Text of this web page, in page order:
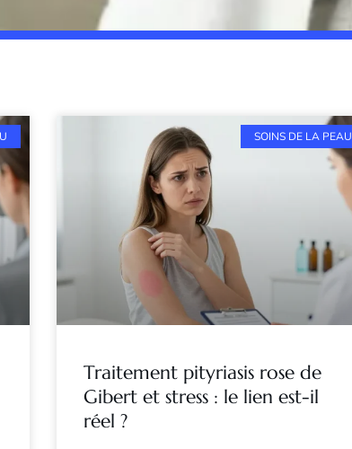
SOINS DE LA PEAU
Traitement pityriasis rose de
Gibert et stress : le lien est-il
réel ?